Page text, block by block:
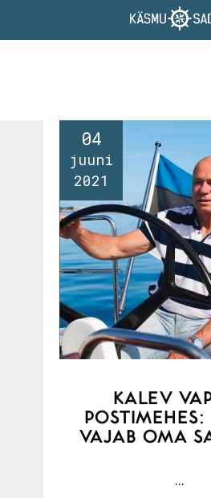
04
juuni
2021
KALEV
VAJAB OMA
...